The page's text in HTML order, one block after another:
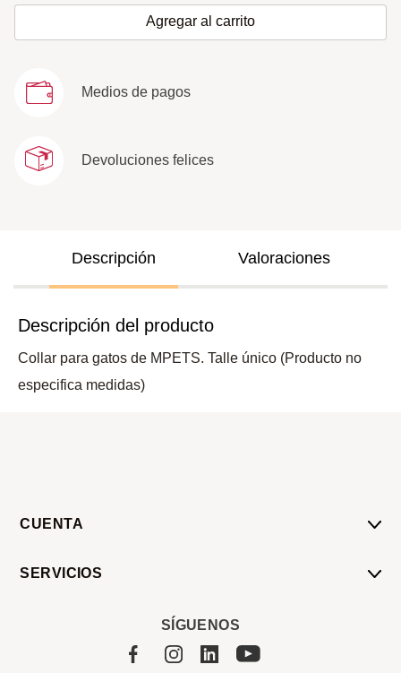
Agregar al carrito
Medios de pagos
Devoluciones felices
Descripción Valoraciones
Descripción del producto
Collar para gatos de MPETS. Talle único (Producto no
especifica medidas)
CUENTA
SERVICIOS
SÍGUENOS